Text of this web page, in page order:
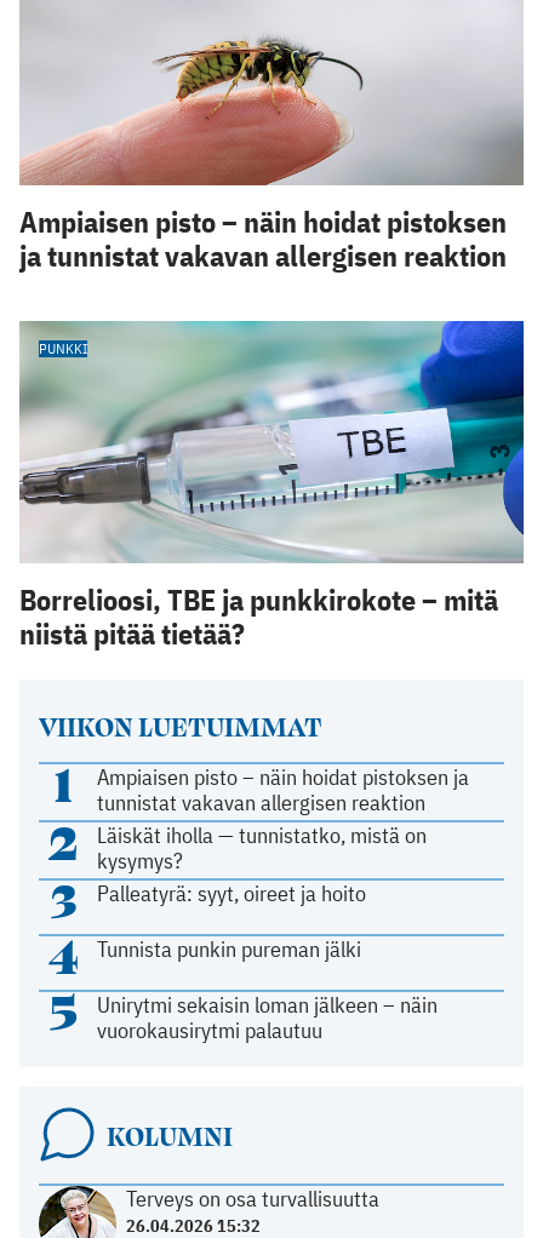
VIIKON LUETUIMMAT
1
Ampiaisen pisto – näin hoidat pistoksen ja
tunnistat vakavan allergisen reaktion
2
Läiskät iholla — tunnistatko, mistä on
kysymys?
3 Palleatyrä: syyt, oireet ja hoito
4 Tunnista punkin pureman jälki
5
Unirytmi sekaisin loman jälkeen – näin
vuorokausirytmi palautuu
KOLUMNI
Terveys on osa turvallisuutta
26.04.2026 15:32
Ampiaisen pisto – näin hoidat pistoksen
ja tunnistat vakavan allergisen reaktion
PUNKKI
Borrelioosi, TBE ja punkkirokote – mitä
niistä pitää tietää?